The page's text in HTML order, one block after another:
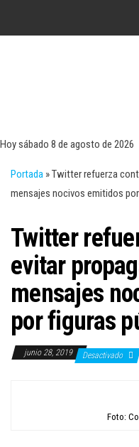
Hoy sábado 8 de agosto de 2026
Portada »Twitter refuerza
mensajes nocivos emitidos
Twitter
evitar
mensajes
por figuras
junio 28, 2019 Desactivado
Foto: